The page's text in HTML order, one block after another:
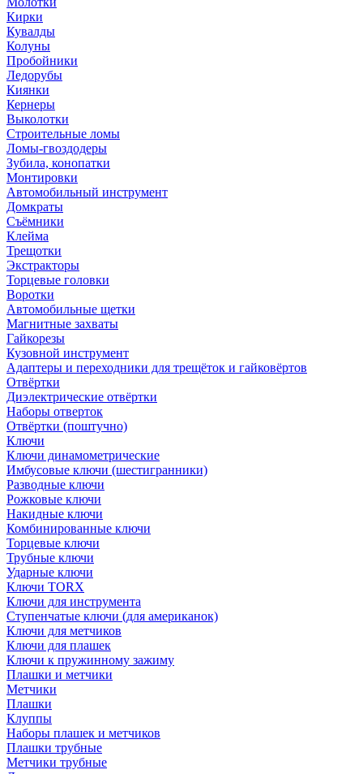
Кирки
Кувалды
Колуны
Пробойники
Ледорубы
Киянки
Кернеры
Выколотки
Строительные ломы
Ломы-гвоздодеры
Зубила, конопатки
Монтировки
Автомобильный инструмент
Домкраты
Съёмники
Клейма
Трещотки
Экстракторы
Торцевые головки
Воротки
Автомобильные щетки
Магнитные захваты
Гайкорезы
Кузовной инструмент
Адаптеры и переходники для трещёток и гайковёртов
Отвёртки
Диэлектрические отвёртки
Наборы отверток
Отвёртки (поштучно)
Ключи
Ключи динамометрические
Имбусовые ключи (шестигранники)
Разводные ключи
Рожковые ключи
Накидные ключи
Комбинированные ключи
Торцевые ключи
Трубные ключи
Ударные ключи
Ключи TORX
Ключи для инструмента
Ступенчатые ключи (для американок)
Ключи для метчиков
Ключи для плашек
Ключи к пружинному зажиму
Плашки и метчики
Метчики
Плашки
Клуппы
Наборы плашек и метчиков
Плашки трубные
Метчики трубные